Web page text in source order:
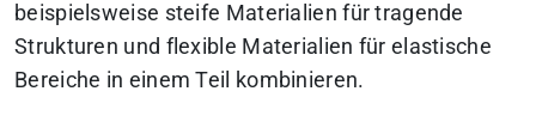
beispielsweise steife Materialien für tragende
Strukturen und flexible Materialien für elastische
Bereiche in einem Teil kombinieren.